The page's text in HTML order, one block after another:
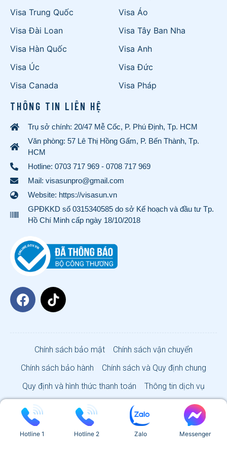
Visa Trung Quốc
Visa Đài Loan
Visa Hàn Quốc
Visa Úc
Visa Canada
Visa Áo
Visa Tây Ban Nha
Visa Anh
Visa Đức
Visa Pháp
THÔNG TIN LIÊN HỆ
Trụ sở chính: 20/47 Mễ Cốc, P. Phú Định, Tp. HCM
Văn phòng: 57 Lê Thị Hồng Gấm, P. Bến Thành, Tp.
HCM
Hotline: 0703 717 969 - 0708 717 969
Mail: visasunpro@gmail.com
Website: https://visasun.vn
GPĐKKD số 0315340585 do sở Kế hoạch và đầu tư Tp.
Hồ Chí Minh cấp ngày 18/10/2018
Chính sách bảo mật
Chính sách vận chuyển
Chính sách bảo hành
Chính sách và Quy định chung
Quy định và hình thức thanh toán
Thông tin dịch vụ
VISA SUN CO., LTD 2026
Hotline 1 Hotline 2 Zalo Messenger